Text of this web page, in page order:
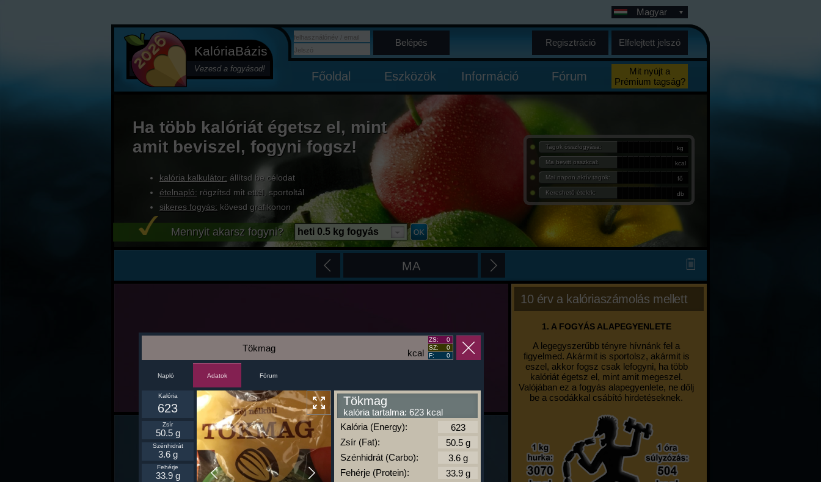
KalóriaBázis
Vezesd a fogyásod!
Magyar
Belépés Regisztráció Elfelejtett jelszó
Főoldal Eszközök Információ Fórum
Mit nyújt a
Prémium tagság?
Ha több kalóriát égetsz el, mint
amit beviszel, fogyni fogsz!
kalória kalkulátor: állítsd be célodat
ételnapló: rögzítsd mit ettél, sportoltál
sikeres fogyás: kövesd grafikonon
Tagok összfogyása: kg
Ma bevitt összkcal: kcal
Mai napon aktív tagok: fő
Kereshető ételek: db
Mennyit akarsz fogyni? heti 0.5 kg fogyás
MA
10 érv a kalóriaszámolás mellett
1. A FOGYÁS ALAPEGYENLETE
A legegyszerűbb tényre hívnánk fel a
figyelmed. Akármit is sportolsz, akármit is
eszel, akkor fogsz csak lefogyni, ha több
kalóriát égetsz el, mint amit megeszel.
Valójában ez a fogyás alapegyenlete, ne dőlj
be a csodákkal csábító hirdetéseknek.
kcal
Tökmag
ZS:
0
SZ:
0
F:
0
Napló Adatok Fórum
Kalória
623
Zsír
50.5 g
Szénhidrát
3.6 g
Fehérje
33.9 g
Tökmag
kalória tartalma: 623 kcal
Kalória (Energy):
Zsír (Fat):
Szénhidrát (Carbo):
Fehérje (Protein):